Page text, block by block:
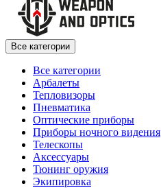
Все категории
Все категории
Арбалеты
Тепловизоры
Пневматика
Оптические приборы
Приборы ночного видения
Телескопы
Аксессуары
Тюнинг оружия
Экипировка